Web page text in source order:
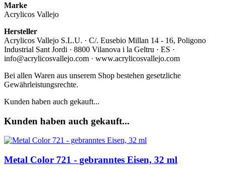
Marke
Acrylicos Vallejo
Hersteller
Acrylicos Vallejo S.L.U. · C/. Eusebio Millan 14 - 16, Poligono
Industrial Sant Jordi · 8800 Vilanova i la Geltru · ES ·
info@acrylicosvallejo.com · www.acrylicosvallejo.com
Bei allen Waren aus unserem Shop bestehen gesetzliche
Gewährleistungsrechte.
Kunden haben auch gekauft...
Kunden haben auch gekauft...
Metal Color 721 - gebranntes Eisen, 32 ml